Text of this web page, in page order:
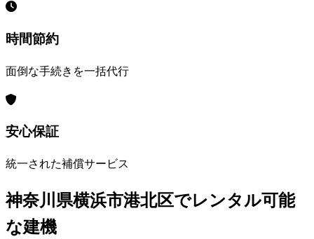
時間節約
面倒な手続きを一括代行
安心保証
統一された補償サービス
神奈川県横浜市港北区でレンタル可能
な建機